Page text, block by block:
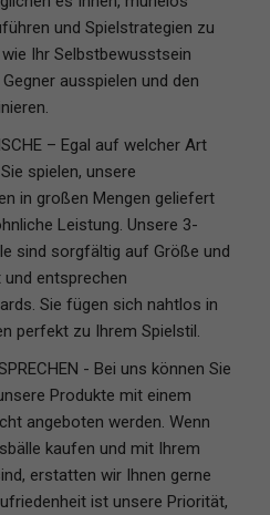
und Spielstrategien zu
Ihr Selbstbewusstsein
ausspielen und den
– Egal auf welcher Art
spielen, unsere
in großen Mengen geliefert
Leistung. Unsere 3-
sind sorgfältig auf Größe und
entsprechen
Sie fügen sich nahtlos in
perfekt zu Ihrem Spielstil.
- Bei uns können Sie
Produkte mit einem
angeboten werden. Wenn
kaufen und mit Ihrem
erstatten wir Ihnen gerne
ist unsere Priorität,